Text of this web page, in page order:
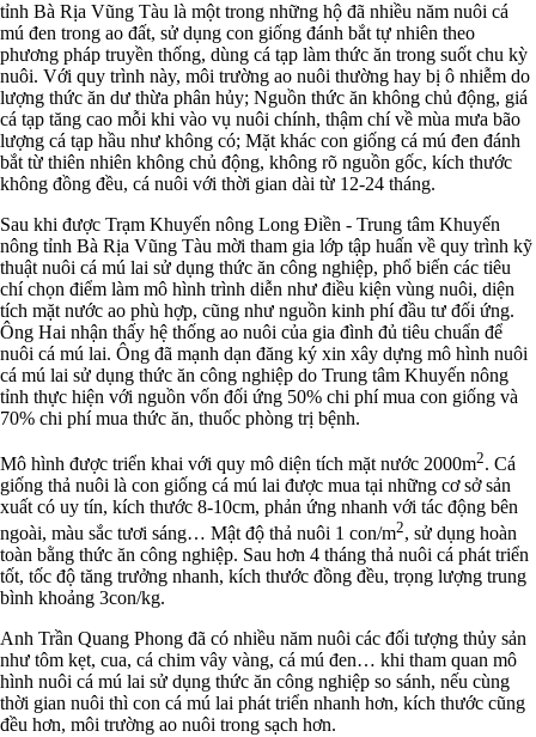
tỉnh Bà Rịa Vũng Tàu là một trong những hộ đã nhiều năm nuôi cá
mú đen trong ao đất, sử dụng con giống đánh bắt tự nhiên theo
phương pháp truyền thống, dùng cá tạp làm thức ăn trong suốt chu kỳ
nuôi. Với quy trình này, môi trường ao nuôi thường hay bị ô nhiễm do
lượng thức ăn dư thừa phân hủy; Nguồn thức ăn không chủ động, giá
cá tạp tăng cao mỗi khi vào vụ nuôi chính, thậm chí về mùa mưa bão
lượng cá tạp hầu như không có; Mặt khác con giống cá mú đen đánh
bắt từ thiên nhiên không chủ động, không rõ nguồn gốc, kích thước
không đồng đều, cá nuôi với thời gian dài từ 12-24 tháng.
Sau khi được Trạm Khuyến nông Long Điền - Trung tâm Khuyến
nông tỉnh Bà Rịa Vũng Tàu mời tham gia lớp tập huấn về quy trình kỹ
thuật nuôi cá mú lai sử dụng thức ăn công nghiệp, phổ biến các tiêu
chí chọn điểm làm mô hình trình diễn như điều kiện vùng nuôi, diện
tích mặt nước ao phù hợp, cũng như nguồn kinh phí đầu tư đối ứng.
Ông Hai nhận thấy hệ thống ao nuôi của gia đình đủ tiêu chuẩn để
nuôi cá mú lai. Ông đã mạnh dạn đăng ký xin xây dựng mô hình nuôi
cá mú lai sử dụng thức ăn công nghiệp do Trung tâm Khuyến nông
tỉnh thực hiện với nguồn vốn đối ứng 50% chi phí mua con giống và
70% chi phí mua thức ăn, thuốc phòng trị bệnh.
Mô hình được triển khai với quy mô diện tích mặt nước 2000m2. Cá
giống thả nuôi là con giống cá mú lai được mua tại những cơ sở sản
xuất có uy tín, kích thước 8-10cm, phản ứng nhanh với tác động bên
ngoài, màu sắc tươi sáng… Mật độ thả nuôi 1 con/m2, sử dụng hoàn
toàn bằng thức ăn công nghiệp. Sau hơn 4 tháng thả nuôi cá phát triển
tốt, tốc độ tăng trưởng nhanh, kích thước đồng đều, trọng lượng trung
bình khoảng 3con/kg.
Anh Trần Quang Phong đã có nhiều năm nuôi các đối tượng thủy sản
như tôm kẹt, cua, cá chim vây vàng, cá mú đen… khi tham quan mô
hình nuôi cá mú lai sử dụng thức ăn công nghiệp so sánh, nếu cùng
thời gian nuôi thì con cá mú lai phát triển nhanh hơn, kích thước cũng
đều hơn, môi trường ao nuôi trong sạch hơn.